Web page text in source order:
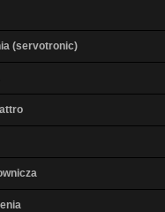
(servotronic)